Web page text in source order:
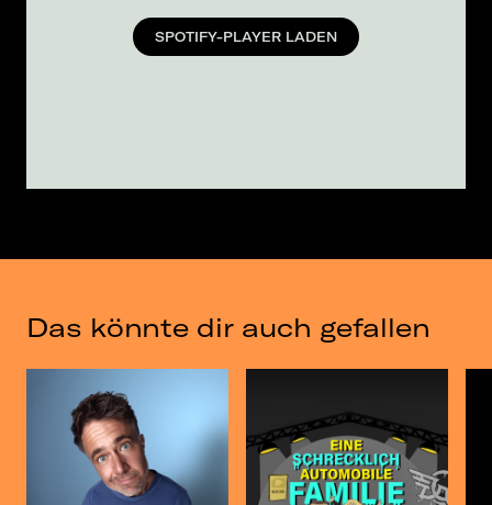
SPOTIFY-PLAYER LADEN
Das könnte dir auch gefallen